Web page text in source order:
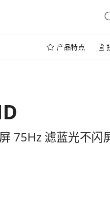
产品特点
75Hz 滤蓝光不